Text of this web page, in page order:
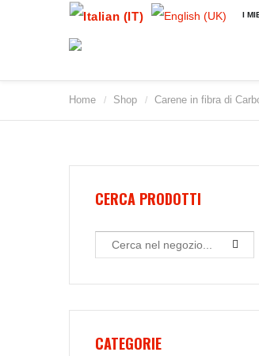
I
Home / Shop / Carene in fibra di
CERCA PRODOTTI
CATEGORIE